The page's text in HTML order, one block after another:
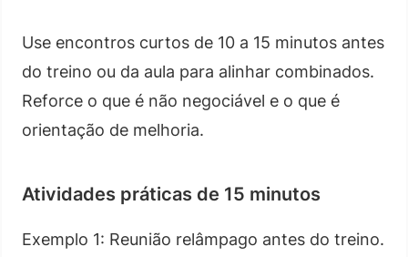
Use encontros curtos de 10 a 15 minutos antes
do treino ou da aula para alinhar combinados.
Reforce o que é não negociável e o que é
orientação de melhoria.
Atividades práticas de 15 minutos
Exemplo 1: Reunião relâmpago antes do treino.